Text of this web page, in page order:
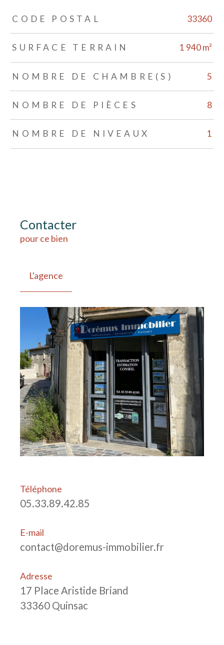
TRAD_ZEPHYR_Caracteristique TRAD_ZEPHYR_Valeurs
CODE POSTAL 33360
SURFACE TERRAIN 1 940 m²
NOMBRE DE CHAMBRE(S) 5
NOMBRE DE PIÈCES 8
NOMBRE DE NIVEAUX 1
Contacter
pour ce bien
L'agence
Téléphone
05.33.89.42.85
E-mail
contact@doremus-immobilier.fr
Adresse
17 Place Aristide Briand
33360 Quinsac